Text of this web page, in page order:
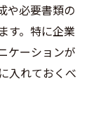
や必要書類の
す。特に企業
ケーションが
入れておくべ